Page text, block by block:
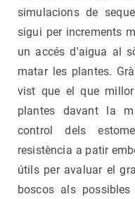
simulacions de
sigui per increments
un accés d'aigua al
matar les plantes.
vist que el que
plantes davant la
control dels
resistència a patir
útils per avaluar el
boscos als